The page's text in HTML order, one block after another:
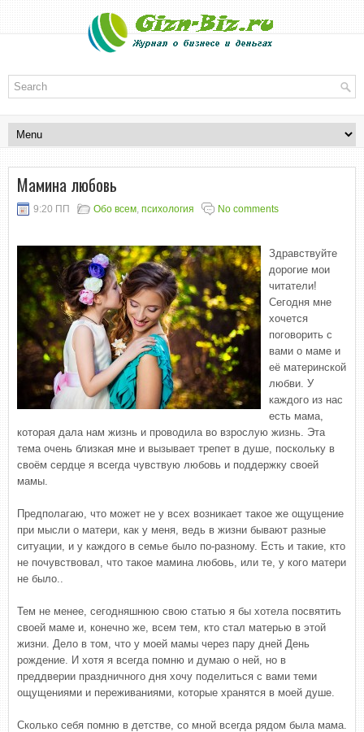
Мамина любовь
9:20 ПП Обо всем, психология No comments
Здравствуйте
дорогие мои
читатели!
Сегодня мне
хочется
поговорить с
вами о маме и
её материнской
любви. У
каждого из нас
есть мама,
которая дала нам жизнь и проводила во взрослую жизнь. Эта
тема очень близкая мне и вызывает трепет в душе, поскольку в
своём сердце я всегда чувствую любовь и поддержку своей
мамы.
Предполагаю, что может не у всех возникает такое же ощущение
при мысли о матери, как у меня, ведь в жизни бывают разные
ситуации, и у каждого в семье было по-разному. Есть и такие, кто
не почувствовал, что такое мамина любовь, или те, у кого матери
не было..
Тем не менее, сегодняшнюю свою статью я бы хотела посвятить
своей маме и, конечно же, всем тем, кто стал матерью в этой
жизни. Дело в том, что у моей мамы через пару дней День
рождение. И хотя я всегда помню и думаю о ней, но в
преддверии праздничного дня хочу поделиться с вами теми
ощущениями и переживаниями, которые хранятся в моей душе.
Сколько себя помню в детстве, со мной всегда рядом была мама.